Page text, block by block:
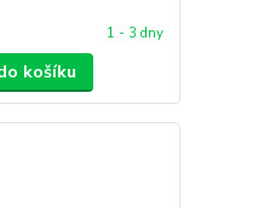
1 - 3 dny
košíku